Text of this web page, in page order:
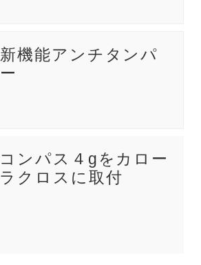
新機能アンチタンパ
ー
コンパス４gをカロー
ラクロスに取付